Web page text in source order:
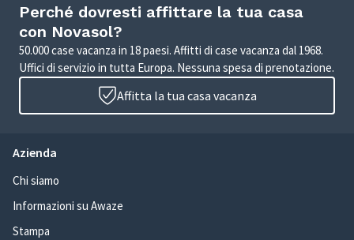
Perché dovresti affittare la tua casa
con Novasol?
50.000 case vacanza in 18 paesi. Affitti di case vacanza dal 1968.
Uffici di servizio in tutta Europa. Nessuna spesa di prenotazione.
Affitta la tua casa vacanza
Azienda
Chi siamo
Informazioni su Awaze
Stampa